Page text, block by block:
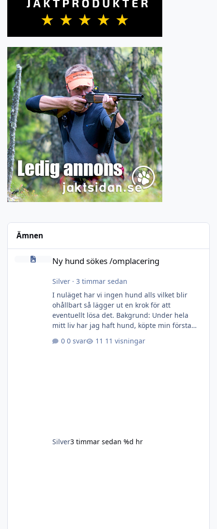
Ämnen
Ny hund sökes /omplacering
Ny hund sökes /omplacering
Silver· 3 timmar sedan
I nuläget har vi ingen hund alls vilket blir
ohållbart så lägger ut en krok för att
eventuellt lösa det. Bakgrund: Under hela
mitt liv har jag haft hund, köpte min första
gnidit ihop på något vis utan veckopeng.
0 svar 11 visningar
Silver3 timmar sedan %d hr